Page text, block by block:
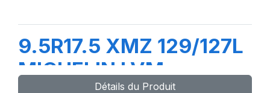
9.5R17.5 XMZ 129/127L
MICHELIN LVM
Détails du Produit